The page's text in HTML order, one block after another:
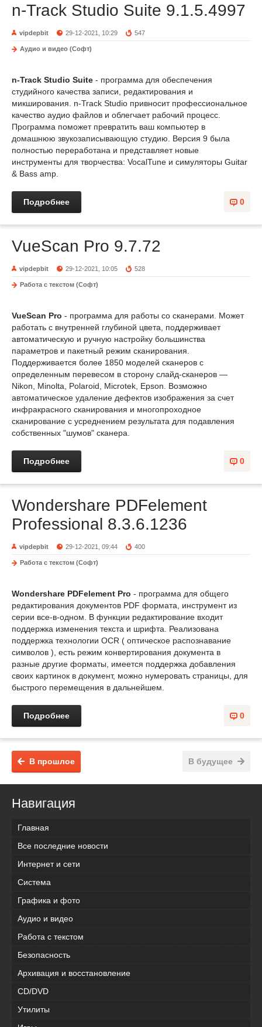
n-Track Studio Suite 9.1.5.4997
vipdepbit 29-12-2021, 10:29 547
Аудио и видео (Софт)
n-Track Studio Suite - программа для обеспечения
студийного качества записи, редактирования и
микширования. n-Track Studio привносит профессиональное
качество аудио файлов и облегчает рабочий процесс.
Программа поможет превратить ваш компьютер в
домашнюю звукозаписывающую студию. Версия 9 была
полностью переработана и представляет новые
инструменты для творчества: VocalTune и симуляторы Guitar
& Bass amp.
0
Подробнее
VueScan Pro 9.7.72
vipdepbit 29-12-2021, 10:05 528
Работа с текстом (Софт)
VueScan Pro - программа для работы со сканерами. Может
работать с внутренней глубиной цвета, поддерживает
автоматическую и ручную настройку большинства
параметров и пакетный режим сканирования.
Поддерживается более 1850 моделей сканеров с
определенным перевесом в сторону слайд-сканеров —
Nikon, Minolta, Polaroid, Microtek, Epson. Возможно
автоматическое удаление дефектов изображения за счет
инфракрасного сканирования и многопроходное
сканирование с усреднением результата для подавления
собственных "шумов" сканера.
0
Подробнее
Wondershare PDFelement
Professional 8.3.6.1236
vipdepbit 29-12-2021, 09:44 400
Работа с текстом (Софт)
Wondershare PDFelement Pro - программа для общего
редактирования документов PDF формата, инструмент из
серии все-в-одном. В функции редактирование входит
поддержка изменения текста и шрифта. Реализована
поддержка технологии OCR ( оптическое распознавание
символов ), есть режим конвертирования документа в
разные другие форматы, имеется поддержка добавления
своих картинок в документ, можно нумеровать страницы, для
быстрого перемещения в дальнейшем.
0
Подробнее
В будущее
В прошлое
Навигация
Главная
Все последние новости
Интернет и сети
Система
Графика и фото
Аудио и видео
Работа с текстом
Безопасность
Архивация и восстановление
CD/DVD
Утилиты